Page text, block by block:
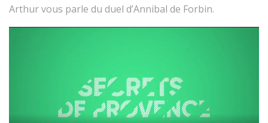
Arthur vous parle du duel d’Annibal de Forbin.